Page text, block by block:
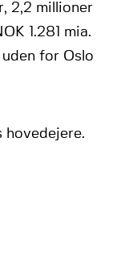
2,2 millioner
1.281 mia.
for Oslo
hovedejere.